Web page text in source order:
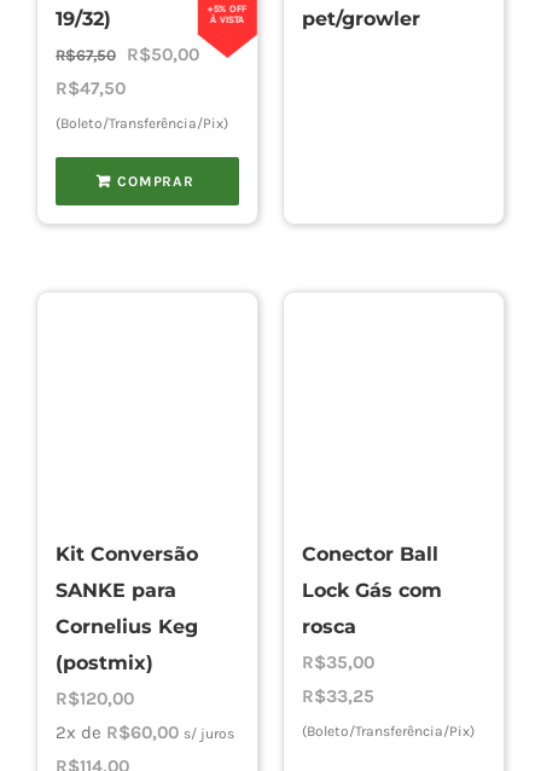
+5% OFF
À VISTA
19/32)
R$67,50
O
preço
original
era:
R$67,50.
R$50,00O
atual
é:
R$47,50
(Boleto/Transferência/Pix)
COMPRAR
pet/growler
Kit Conversão
SANKE para
Cornelius Keg
(postmix)
R$120,00
2x de R$60,00 s/ juros
R$114,00
Conector Ball
Lock Gás com
rosca
R$35,00
R$33,25
(Boleto/Transferência/Pix)